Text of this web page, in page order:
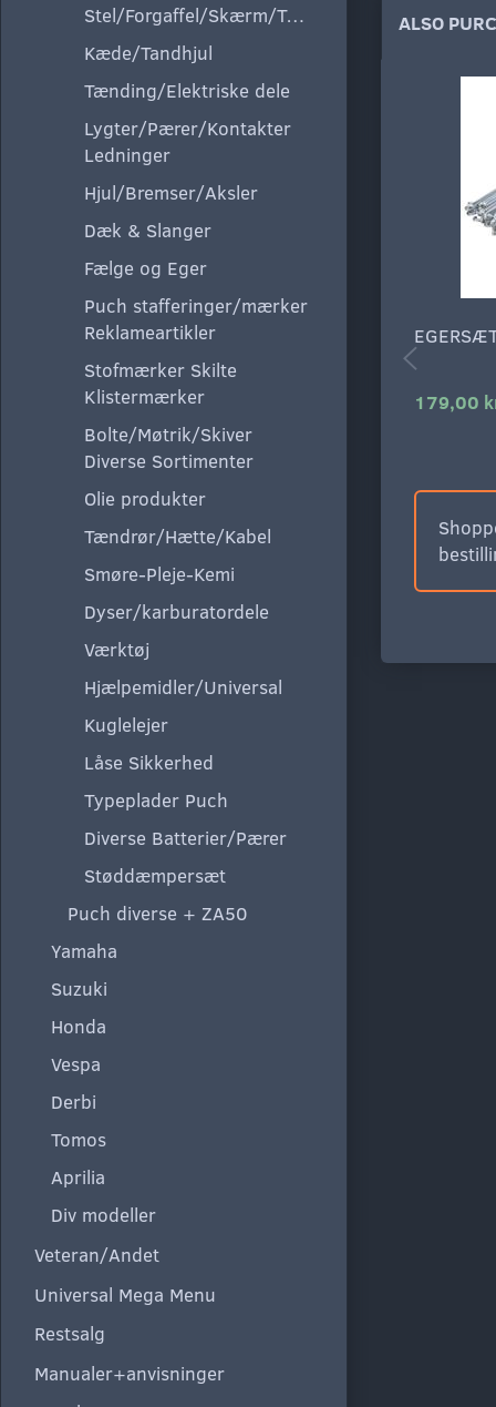
Stel/Forgaffel/Skærm/Tank/Sæde
Kæde/Tandhjul
Tænding/Elektriske dele
Lygter/Pærer/Kontakter
Ledninger
Hjul/Bremser/Aksler
Dæk & Slanger
Fælge og Eger
Puch stafferinger/mærker
Reklameartikler
Stofmærker Skilte
Klistermærker
Bolte/Møtrik/Skiver
Diverse Sortimenter
Olie produkter
Tændrør/Hætte/Kabel
Smøre-Pleje-Kemi
Dyser/karburatordele
Værktøj
Hjælpemidler/Universal
Kuglelejer
Låse Sikkerhed
Typeplader Puch
Diverse Batterier/Pærer
Støddæmpersæt
Puch diverse + ZA50
Yamaha
Suzuki
Honda
Vespa
Derbi
Tomos
Aprilia
Div modeller
Veteran/Andet
Universal Mega Menu
Restsalg
Manualer+anvisninger
ALSO
179,00